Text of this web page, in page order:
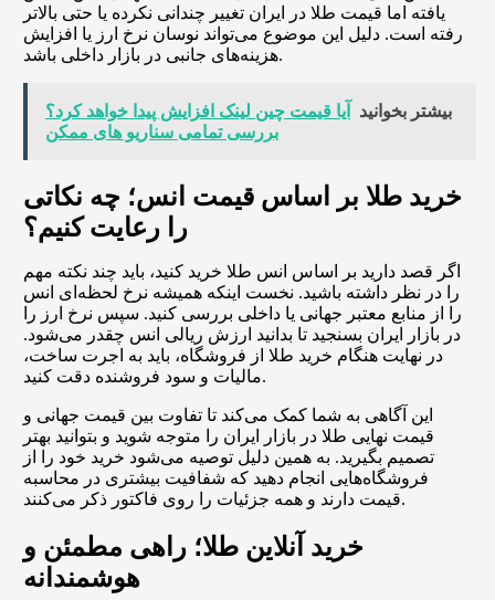
یافته اما قیمت طلا در ایران تغییر چندانی نکرده یا حتی بالاتر
رفته است. دلیل این موضوع می‌تواند نوسان نرخ ارز یا افزایش
هزینه‌های جانبی در بازار داخلی باشد.
بیشتر بخوانید
آیا قیمت چین لینک افزایش پیدا خواهد کرد؟
بررسی تمامی سناریو های ممکن
خرید طلا بر اساس قیمت انس؛ چه نکاتی
را رعایت کنیم؟
اگر قصد دارید بر اساس انس طلا خرید کنید، باید چند نکته مهم
را در نظر داشته باشید. نخست اینکه همیشه نرخ لحظه‌ای انس
را از منابع معتبر جهانی یا داخلی بررسی کنید. سپس نرخ ارز را
در بازار ایران بسنجید تا بدانید ارزش ریالی انس چقدر می‌شود.
در نهایت هنگام خرید طلا از فروشگاه، باید به اجرت ساخت،
مالیات و سود فروشنده دقت کنید.
این آگاهی به شما کمک می‌کند تا تفاوت بین قیمت جهانی و
قیمت نهایی طلا در بازار ایران را متوجه شوید و بتوانید بهتر
تصمیم بگیرید. به همین دلیل توصیه می‌شود خرید خود را از
فروشگاه‌هایی انجام دهید که شفافیت بیشتری در محاسبه
قیمت دارند و همه جزئیات را روی فاکتور ذکر می‌کنند.
خرید آنلاین طلا؛ راهی مطمئن و
هوشمندانه